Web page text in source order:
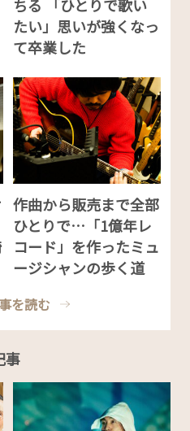
ちる 「ひとりで歌い
たい」思いが強くなっ
て卒業した
作曲から販売まで全部
ひとりで…「1億年レ
コード」を作ったミュ
ージシャンの歩く道
を読む
事